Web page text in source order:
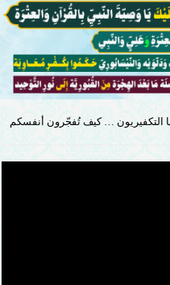
التكفيريون … كيف تُفجّرون أنفسكم